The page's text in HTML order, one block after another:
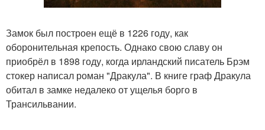
Замок был построен ещё в 1226 году, как
оборонительная крепость. Однако свою славу он
приобрёл в 1898 году, когда ирландский писатель Брэм
стокер написал роман "Дракула". В книге граф Дракула
обитал в замке недалеко от ущелья борго в
Трансильвании.